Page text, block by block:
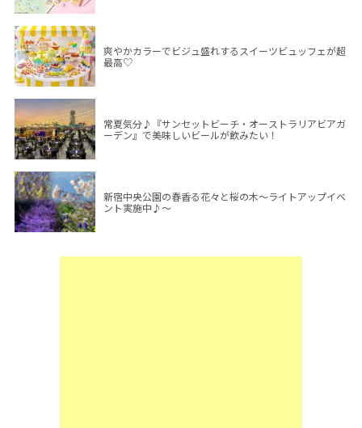
爽やかカラーでビジュ盛れするスイーツビュッフェが超
最高♡
常夏気分♪『サンセットビーチ・オーストラリアビアガ
ーデン』で美味しいビールが飲みたい！
新宿中央公園の春香る花々と桜の木～ライトアップイベ
ント実施中♪～